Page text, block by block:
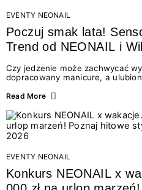
EVENTY NEONAIL
Poczuj smak lata!
Trend od NEONAIL i
nowych lodów i odbierz
Czy jedzenie może zachwycać
dopracowany manicure, a
świata beauty i oszałamiających
zmysłami: przez soczysty kolor,
orzeźwiający zapach i słodki
NEONAIL łączy siły z marką
na styku jedzenia i piękna....
Read More
EVENTY NEONAIL
Konkurs NEONAIL x